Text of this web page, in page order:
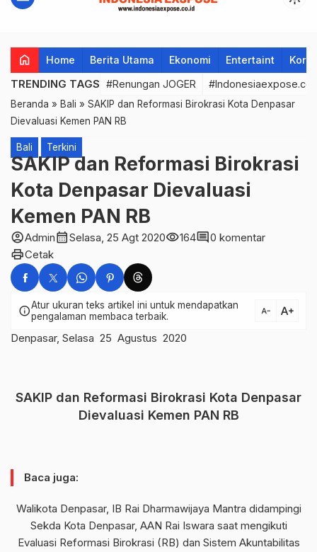
home Home Berita Utama Ekonomi Entertaint
TRENDING TAGS #Renungan JOGER
Beranda » Bali » SAKIP dan Reformasi Birokrasi Kota Denpasar
Dievaluasi Kemen PAN RB
Bali Terkini
SAKIP dan Reformasi Birokrasi
Kota Denpasar Dievaluasi
Kemen PAN RB
account_circleAdmincalendar_monthSelasa, 25 Agt 2020visibility164comment0 komentar
printCetak
infoAtur ukuran teks artikel ini untuk mendapatkan
pengalaman membaca terbaik.
text_decrease text_increase
Denpasar, Selasa 25 Agustus 2020
SAKIP dan Reformasi Birokrasi Kota Denpasar
Dievaluasi Kemen PAN RB
Baca juga:
Walikota Denpasar, IB Rai Dharmawijaya Mantra didampingi
Sekda Kota Denpasar, AAN Rai Iswara saat mengikuti
Evaluasi Reformasi Birokrasi (RB) dan Sistem Akuntabilitas